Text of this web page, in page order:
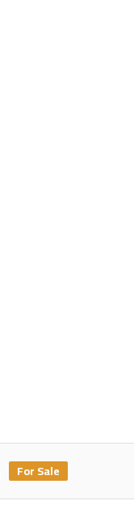
For Sale